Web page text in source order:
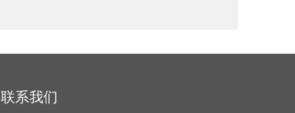
联系我们